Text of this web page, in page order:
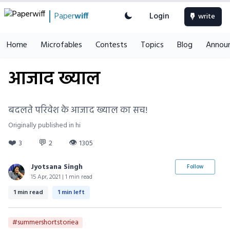
Paperwiff Login write
Home Microfables Contests Topics Blog
आजाद ख्याल
बदलते परिवेश के आजाद ख्याल का सच!
Originally published in hi
❤️ 3 💬 2 👁 1305
Jyotsana Singh
15 Apr, 2021 | 1 min read
Follow
1 min read 1 min left
#summershortstoriea